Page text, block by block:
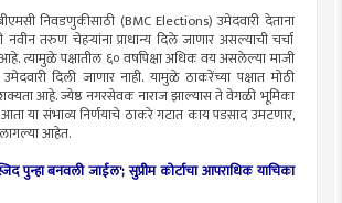
निवडणुकीसाठी (BMC Elections) उमेदवारी देताना
तरुण चेहऱ्यांना प्राधान्य दिले जाणार असल्याची चर्चा
त्यामुळे पक्षातील ६० वर्षांपेक्षा अधिक वय असलेल्या माजी
दिली जाणार नाही. यामुळे ठाकरेंच्या पक्षात मोठी
आहे. ज्येष्ठ नगरसेवक नाराज झाल्यास ते वेगळी भूमिका
या संभाव्य निर्णयाचे ठाकरे गटात काय पडसाद उमटणार,
आहेत.
पुन्हा बनवली जाईल'; सुप्रीम कोर्टाचा आपराधिक याचिका